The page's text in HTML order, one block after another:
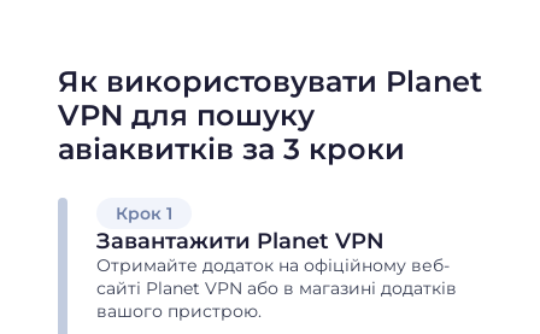
Як використовувати Planet
VPN для пошуку
авіаквитків за 3 кроки
Крок 1
Завантажити Planet VPN
Отримайте додаток на офіційному веб-
сайті Planet VPN або в магазині додатків
вашого пристрою.